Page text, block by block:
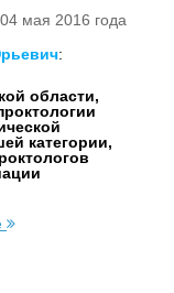
04 мая 2016 года
:
области,
категории,